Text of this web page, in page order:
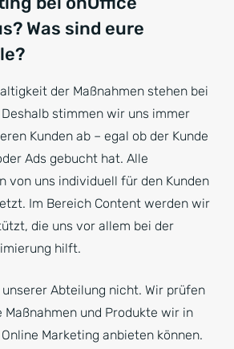
Was sind eure
der Maßnahmen stehen bei
stimmen wir uns immer
Kunden ab – egal ob der Kunde
Ads gebucht hat. Alle
von uns individuell für den Kunden
Im Bereich Content werden wir
die uns vor allem bei der
hilft.
Abteilung nicht. Wir prüfen
und Produkte wir in
Marketing anbieten können.